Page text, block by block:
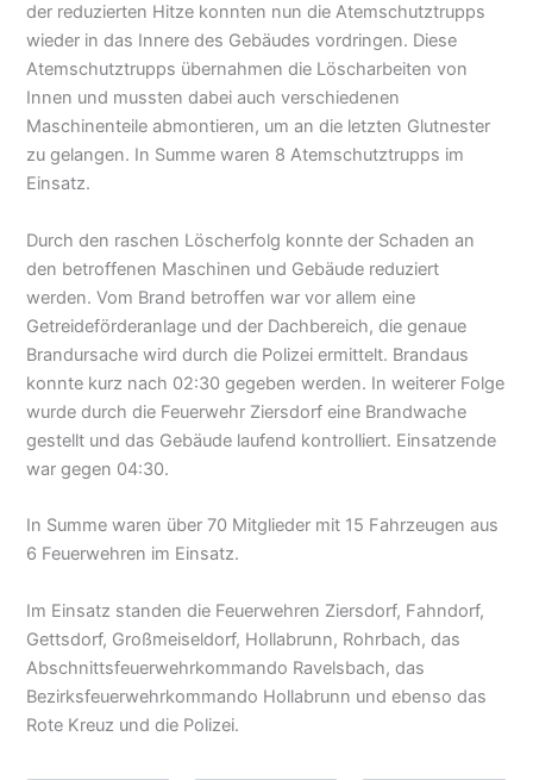
der reduzierten Hitze konnten nun die Atemschutztrupps
wieder in das Innere des Gebäudes vordringen. Diese
Atemschutztrupps übernahmen die Löscharbeiten von
Innen und mussten dabei auch verschiedenen
Maschinenteile abmontieren, um an die letzten Glutnester
zu gelangen. In Summe waren 8 Atemschutztrupps im
Einsatz.
Durch den raschen Löscherfolg konnte der Schaden an
den betroffenen Maschinen und Gebäude reduziert
werden. Vom Brand betroffen war vor allem eine
Getreideförderanlage und der Dachbereich, die genaue
Brandursache wird durch die Polizei ermittelt. Brandaus
konnte kurz nach 02:30 gegeben werden. In weiterer Folge
wurde durch die Feuerwehr Ziersdorf eine Brandwache
gestellt und das Gebäude laufend kontrolliert. Einsatzende
war gegen 04:30.
In Summe waren über 70 Mitglieder mit 15 Fahrzeugen aus
6 Feuerwehren im Einsatz.
Im Einsatz standen die Feuerwehren Ziersdorf, Fahndorf,
Gettsdorf, Großmeiseldorf, Hollabrunn, Rohrbach, das
Abschnittsfeuerwehrkommando Ravelsbach, das
Bezirksfeuerwehrkommando Hollabrunn und ebenso das
Rote Kreuz und die Polizei.